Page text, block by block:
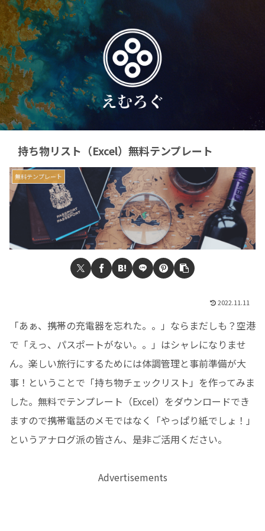
持ち物リスト（Excel）無料テンプレート
無料テンプレート
2022.11.11
「あぁ、携帯の充電器を忘れた。。」ならまだしも？空港
で「えっ、パスポートがない。。」はシャレになりませ
ん。楽しい旅行にするためには体調管理と事前準備が大
事！ということで「持ち物チェックリスト」を作ってみま
した。無料でテンプレート（Excel）をダウンロードでき
ますので携帯電話のメモではなく「やっぱり紙でしょ！」
というアナログ派の皆さん、是非ご活用ください。
Advertisements